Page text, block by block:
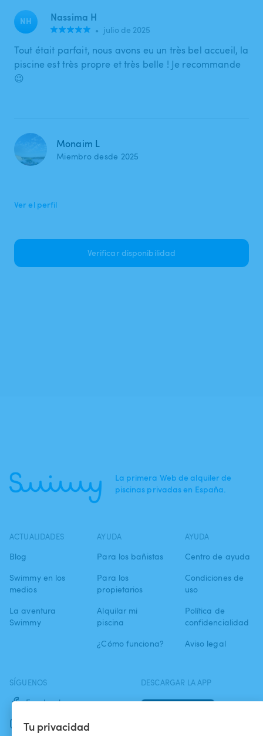
Tu privacidad
NH Nassima H
• julio de 2025
Tout était parfait, nous avons eu un très bel accueil, la
piscine est très propre et très belle ! Je recommande
😉
Monaim L
Miembro desde 2025
Ver el perfil
Verificar disponibilidad
La primera Web de alquiler de
piscinas privadas en España.
ACTUALIDADES
Blog
Swimmy en los
medios
La aventura
Swimmy
AYUDA
Para los bañistas
Para los
propietarios
Alquilar mi
piscina
¿Cómo funciona?
AYUDA
Centro de ayuda
Condiciones de
uso
Política de
confidencialidad
Aviso legal
SÍGUENOS
Facebook
Instagram
DESCARGAR LA APP